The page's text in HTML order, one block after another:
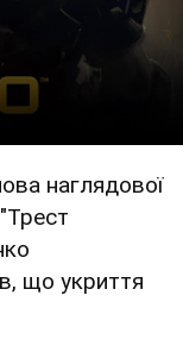
наглядової
що укриття